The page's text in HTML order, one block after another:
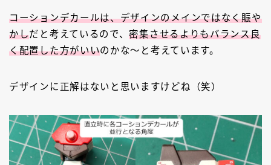
コーションデカールは、デザインのメインではなく賑や
かしだと考えているので、密集させるよりもバランス良
く配置した方がいいのかな～と考えています。
デザインに正解はないと思いますけどね（笑）